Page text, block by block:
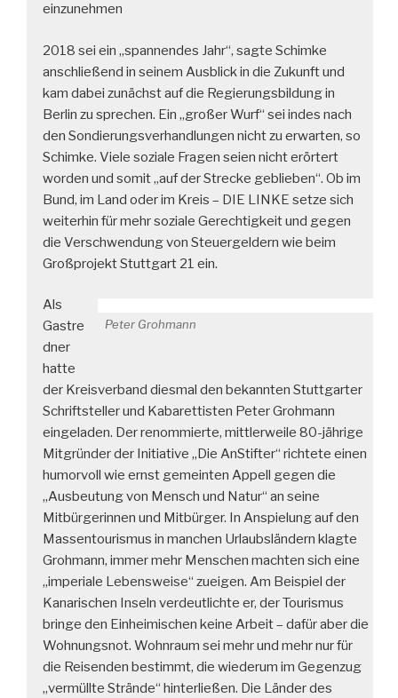
einzunehmen
2018 sei ein „spannendes Jahr“, sagte Schimke
anschließend in seinem Ausblick in die Zukunft und
kam dabei zunächst auf die Regierungsbildung in
Berlin zu sprechen. Ein „großer Wurf“ sei indes nach
den Sondierungsverhandlungen nicht zu erwarten, so
Schimke. Viele soziale Fragen seien nicht erörtert
worden und somit „auf der Strecke geblieben“. Ob im
Bund, im Land oder im Kreis – DIE LINKE setze sich
weiterhin für mehr soziale Gerechtigkeit und gegen
die Verschwendung von Steuergeldern wie beim
Großprojekt Stuttgart 21 ein.
Peter Grohmann
Als
Gastre
dner
hatte
der Kreisverband diesmal den bekannten Stuttgarter
Schriftsteller und Kabarettisten Peter Grohmann
eingeladen. Der renommierte, mittlerweile 80-jährige
Mitgründer der Initiative „Die AnStifter“ richtete einen
humorvoll wie ernst gemeinten Appell gegen die
„Ausbeutung von Mensch und Natur“ an seine
Mitbürgerinnen und Mitbürger. In Anspielung auf den
Massentourismus in manchen Urlaubsländern klagte
Grohmann, immer mehr Menschen machten sich eine
„imperiale Lebensweise“ zueigen. Am Beispiel der
Kanarischen Inseln verdeutlichte er, der Tourismus
bringe den Einheimischen keine Arbeit – dafür aber die
Wohnungsnot. Wohnraum sei mehr und mehr nur für
die Reisenden bestimmt, die wiederum im Gegenzug
„vermüllte Strände“ hinterließen. Die Länder des